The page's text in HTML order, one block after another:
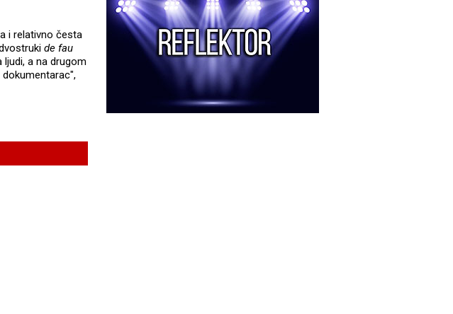
i relativno česta
de fau
a na drugom